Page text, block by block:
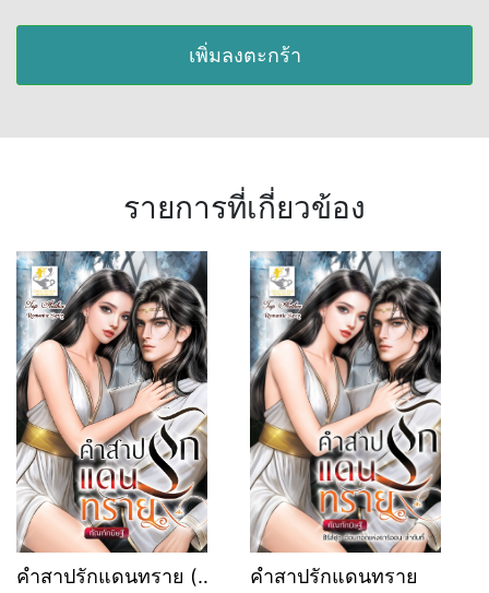
เพิ่มลงตะกร้า
รายการที่เกี่ยวข้อง
คำสาปรักแดนทราย (ซี
คำสาปรักแดนทราย